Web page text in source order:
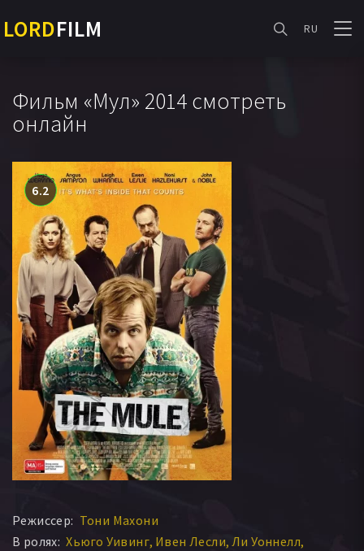
LORDFILM RU
Фильм «Мул» 2014 смотреть
онлайн
6.2
Режиссер: Тони Махони
В ролях: Хьюго Уивинг Ивен Лесли Ли Уоннелл